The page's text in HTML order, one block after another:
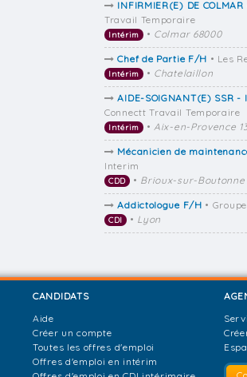
INFIRMIER(E) DE
Travail Temporaire
Intérim • Colmar 68000
Chef de Partie F/H • Les
Intérim • Chatelaillon
AIDE-SOIGNANT(E) SSR -
Connectt Travail Temporaire
Intérim • Aix-en-Provence
Mécanicien de
Interim
CDD • Brioux-sur-Boutonne
Addictologue F/H •
CDI • Lyon
CANDIDATS
Aide
Créer un compte
Toutes les offres d'emploi
Offres d'emploi en intérim